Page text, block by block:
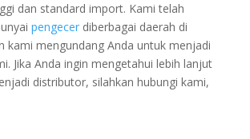
dan standard import. Kami telah
pengecerdiberbagai daerah di
kami mengundang Anda untuk menjadi
Jika Anda ingin mengetahui lebih lanjut
distributor, silahkan hubungi kami,